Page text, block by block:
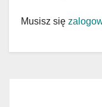
Musisz się